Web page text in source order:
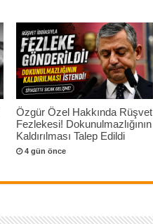
Özgür Özel Hakkında Rüşvet
Fezlekesi! Dokunulmazlığının
Kaldırılması Talep Edildi
4 gün önce